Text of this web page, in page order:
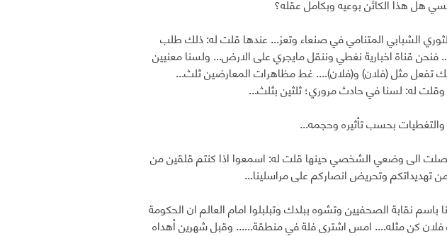
الشبابي المتنامي في صنعاء وتعز... عندها قلت له: ذلك طلب
قناة اخبارية نغطي وننقل مايجري على الارض... ولسنا معنيين
تفعل مثل (فلان) و(فلان).... غط مظاهرات المعارضين ثلث...
وقلت له: لسنا في حادث مروري؛ ثلثين بثلث...
بحسب تأثيره وحجمه...
الى وضعي الشخصي حينها قلت له: اسمعوا اذا كنتم قلقين من
تهديداتكم وتحريض انصاركم على مراسلينا...
باسم نقابة الصحفيين وتشوه ببلدك وتبلبلوا امام العالم ان الحكومة
فلان كن مثله.... امس اشترى فلة في منطقة...... وقبل شهرين أهداه